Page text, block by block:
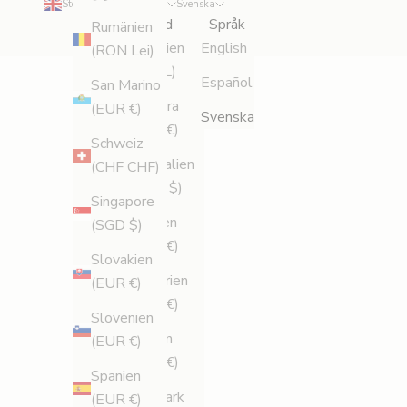
Rumänien
(RON Lei)
San Marino
(EUR €)
Schweiz
(CHF CHF)
Singapore
(SGD $)
Slovakien
(EUR €)
Slovenien
(EUR €)
Spanien
(EUR €)
Storbritannien (GBP £)
Land
Albanien
(ALL L)
Andorra
(EUR €)
Australien
(AUD $)
Belgien
(EUR €)
Bulgarien
(EUR €)
Cypern
(EUR €)
Danmark
Svenska
Språk
English
Español
Svenska